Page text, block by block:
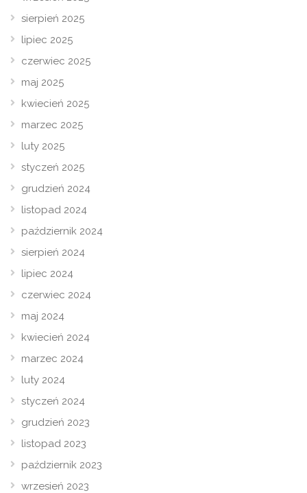
sierpień 2025
lipiec 2025
czerwiec 2025
maj 2025
kwiecień 2025
marzec 2025
luty 2025
styczeń 2025
grudzień 2024
listopad 2024
październik 2024
sierpień 2024
lipiec 2024
czerwiec 2024
maj 2024
kwiecień 2024
marzec 2024
luty 2024
styczeń 2024
grudzień 2023
listopad 2023
październik 2023
wrzesień 2023